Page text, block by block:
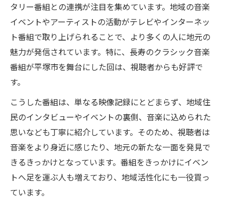
タリー番組との連携が注目を集めています。地域の音楽
イベントやアーティストの活動がテレビやインターネッ
ト番組で取り上げられることで、より多くの人に地元の
魅力が発信されています。特に、長寿のクラシック音楽
番組が平塚市を舞台にした回は、視聴者からも好評で
す。
こうした番組は、単なる映像記録にとどまらず、地域住
民のインタビューやイベントの裏側、音楽に込められた
思いなども丁寧に紹介しています。そのため、視聴者は
音楽をより身近に感じたり、地元の新たな一面を発見で
きるきっかけとなっています。番組をきっかけにイベン
トへ足を運ぶ人も増えており、地域活性化にも一役買っ
ています。